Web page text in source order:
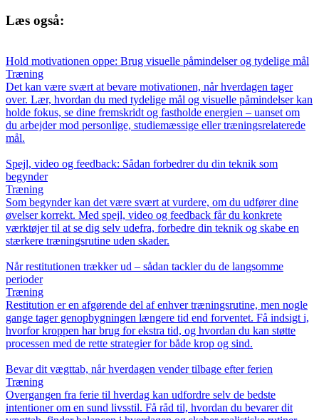
Læs også:
Hold motivationen oppe: Brug visuelle påmindelser og tydelige mål
Træning
Det kan være svært at bevare motivationen, når hverdagen tager
over. Lær, hvordan du med tydelige mål og visuelle påmindelser kan
holde fokus, se dine fremskridt og fastholde energien – uanset om
du arbejder mod personlige, studiemæssige eller træningsrelaterede
mål.
Spejl, video og feedback: Sådan forbedrer du din teknik som
begynder
Træning
Som begynder kan det være svært at vurdere, om du udfører dine
øvelser korrekt. Med spejl, video og feedback får du konkrete
værktøjer til at se dig selv udefra, forbedre din teknik og skabe en
stærkere træningsrutine uden skader.
Når restitutionen trækker ud – sådan tackler du de langsomme
perioder
Træning
Restitution er en afgørende del af enhver træningsrutine, men nogle
gange tager genopbygningen længere tid end forventet. Få indsigt i,
hvorfor kroppen har brug for ekstra tid, og hvordan du kan støtte
processen med de rette strategier for både krop og sind.
Bevar dit vægttab, når hverdagen vender tilbage efter ferien
Træning
Overgangen fra ferie til hverdag kan udfordre selv de bedste
intentioner om en sund livsstil. Få råd til, hvordan du bevarer dit